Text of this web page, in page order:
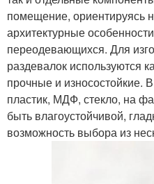
помещение, ориентируясь
архитектурные
переодевающихся. Для
раздевалок используются
прочные и износостойкие.
пластик, МДФ, стекло, на
быть влагоустойчивой,
возможность выбора из